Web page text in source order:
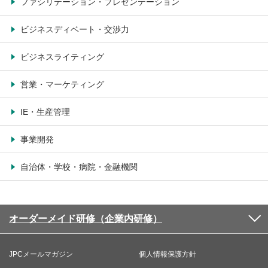
ファシリテーション・プレゼンテーション
ビジネスディベート・交渉力
ビジネスライティング
営業・マーケティング
IE・生産管理
事業開発
自治体・学校・病院・金融機関
オーダーメイド研修（企業内研修）
JPCメールマガジン 個人情報保護方針